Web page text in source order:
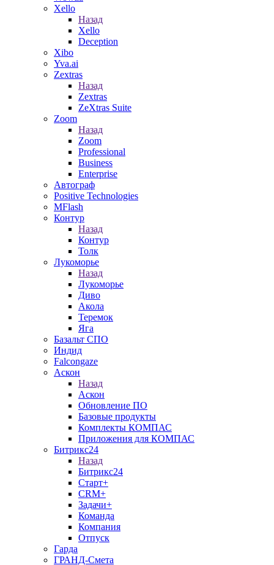
Xello
Назад
Xello
Deception
Xibo
Yva.ai
Zextras
Назад
Zextras
ZeXtras Suite
Zoom
Назад
Zoom
Professional
Business
Enterprise
Автограф
Positive Technologies
MFlash
Контур
Назад
Контур
Толк
Лукоморье
Назад
Лукоморье
Диво
Акола
Теремок
Яга
Базальт СПО
Индид
Falcongaze
Аскон
Назад
Аскон
Обновление ПО
Базовые продукты
Комплекты КОМПАС
Приложения для КОМПАС
Битрикс24
Назад
Битрикс24
Старт+
CRM+
Задачи+
Команда
Компания
Отпуск
Гарда
ГРАНД-Смета